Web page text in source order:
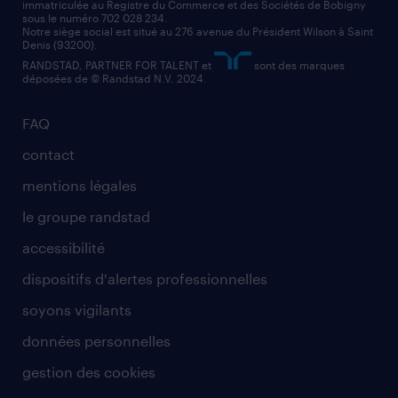
comptable
FAQ
contact
mentions légales
le groupe randstad
accessibilité
dispositifs d'alertes professionnelles
soyons vigilants
données personnelles
gestion des cookies
immatriculée au Registre du Commerce et des Sociétés de Bobigny
sous le numéro 702 028 234.
Notre siège social est situé au 276 avenue du Président Wilson à Saint
Denis (93200).
RANDSTAD, PARTNER FOR TALENT et
sont des marques
déposées de © Randstad N.V. 2024.